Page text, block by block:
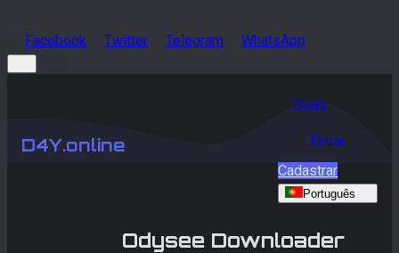
Facebook Twitter Telegram WhatsApp
D4Y.online
Guias
Entrar
Cadastrar
Português
Odysee Downloader